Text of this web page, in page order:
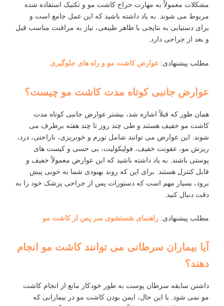
مشکلات معمولاً به مهارت جراح کاشت مو و تکنیک استفاده ‌شده
مربوط می‌ شوند. به یاد داشته باشید که این عمل جامع است و
برای دستیابی به نتایجی با ظاهر طبیعی، نیاز به مراقبت مناسب قبل
و بعد از جراحی دارد.
مطلب پیشنهادی: عوارض کاشت مو و راه های جلوگیری
عوارض جانبی کوتاه‌ مدت کاشت مو چیست؟
همان‌ طور که قبلاً اشاره شد، بیشتر عوارض جانبی کوتاه ‌مدت
کاشت مو خفیف هستند و طی چند روز تا چند هفته برطرف می‌
شوند. این عوارض می ‌توانند شامل تورم و خونریزی، ناراحتی، درد،
ریزش مو، عفونت خفیف، فولیکولیت، بی ‌حسی و کیست‌ های
پوستی باشند. به یاد داشته باشید که این عوارض معمولاً خفیف و
قابل کنترل هستند. برای این که روند بهبودی شما به خوبی پیش
برود، بسیار مهم است که دستورات پس از جراحی پزشک خود را به
دقت دنبال کنید.
مطلب پیشنهادی: راهنمای شستشوی سر پس از کاشت مو
آیا بیماران سرطانی می‌ توانند کاشت مو انجام
دهند؟
داشتن سابقه سرطان پوست به‌ طور خودکار مانع از انجام کاشت
مو نمی‌ شود. با این حال، ایمن بودن کاشت مو در بیمارانی که